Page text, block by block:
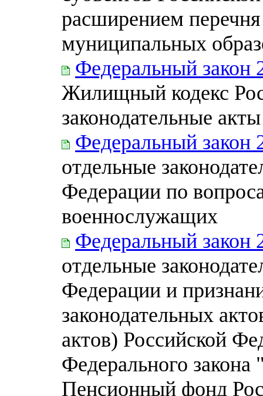
расширением
муниципальных
Федеральный закон
Жилищный кодекс
законодательные
Федеральный закон
отдельные
Федерации по
военнослужащих
Федеральный закон
отдельные
Федерации и
законодательных
актов) Российской
Федерального
Пенсионный фонд